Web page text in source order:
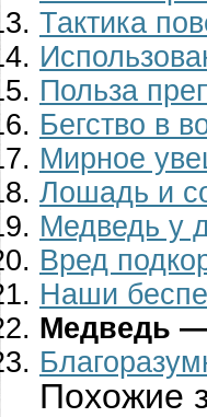
Тактика
Польза
Бегство в
Мирное
Лошадь и
Медведь у
Вред
Наши
Медведь —
Похожие